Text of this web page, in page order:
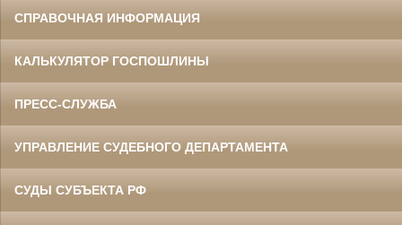
СПРАВОЧНАЯ ИНФОРМАЦИЯ
КАЛЬКУЛЯТОР ГОСПОШЛИНЫ
ПРЕСС-СЛУЖБА
УПРАВЛЕНИЕ СУДЕБНОГО ДЕПАРТАМЕНТА
СУДЫ СУБЪЕКТА РФ